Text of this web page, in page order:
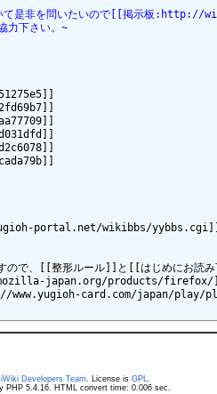
いて是非を問いたいので[[掲示板
力下さい。~
portal.net/wikibbs/
ので、[[整形ルール]]と[[はじめにお読み
japan.org/products/firefox/]]を
www.yugioh-card.com/japan/play/
Developers Team. License is GPL.
PHP 5.4.16. HTML convert time: 0.006 sec.